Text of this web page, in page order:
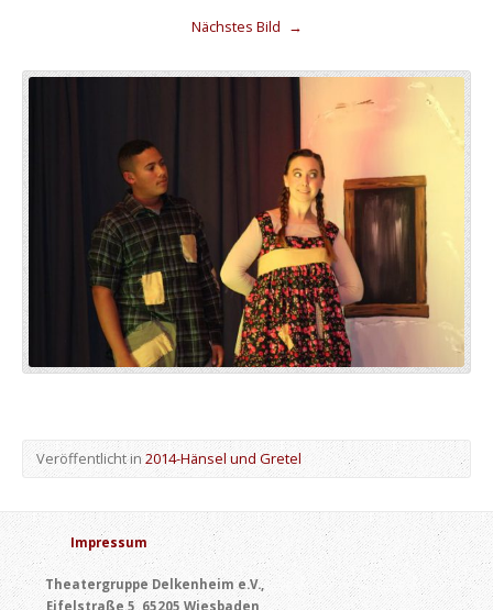
Nächstes Bild →
Veröffentlicht in2014-Hänsel und Gretel
Impressum
Theatergruppe Delkenheim e.V.,
Eifelstraße 5, 65205 Wiesbaden,